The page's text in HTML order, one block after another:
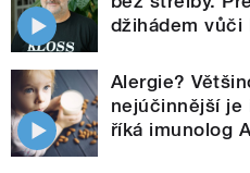
džihádem vůči
Alergie?
nejúčinnější
říká imunolog